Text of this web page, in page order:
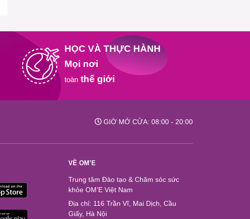
HỌC VÀ THỰC HÀNH
Mọi nơi
toànthế giới
GIỜ MỞ CỬA: 08:00 - 20:00
VỀ OM’E
Trung tâm Đào tạo & Chăm sóc sức
khỏe OM’E Việt Nam
Địa chỉ: 116 Trần Vĩ, Mai Dịch, Cầu
Giấy, Hà Nội